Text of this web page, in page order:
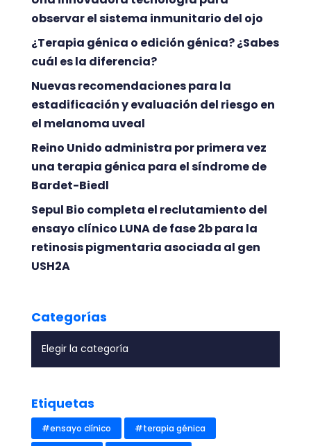
observar el sistema inmunitario del ojo
¿Terapia génica o edición génica? ¿Sabes
cuál es la diferencia?
Nuevas recomendaciones para la
estadificación y evaluación del riesgo en
el melanoma uveal
Reino Unido administra por primera vez
una terapia génica para el síndrome de
Bardet-Biedl
Sepul Bio completa el reclutamiento del
ensayo clínico LUNA de fase 2b para la
retinosis pigmentaria asociada al gen
USH2A
Categorías
Etiquetas
#ensayo clínico #terapia génica